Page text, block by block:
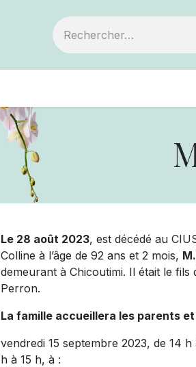
Le 28 août 2023, est décédé au
Colline à l’âge de 92 ans et 2 mois,
demeurant à Chicoutimi. Il était le
Perron.
La famille accueillera les parents et
vendredi 15 septembre 2023, de 14
h à 15 h, à :